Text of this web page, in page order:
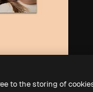
magnific.ai
to the storing of